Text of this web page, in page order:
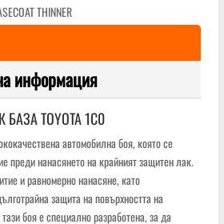
THINNER
информация
БАЗА TOYOTA 1C0
автомобилна боя, която се
преди нанасянето на крайният защитен лак.
и равномерно нанасяне, като
защита на повърхността на
боя е специално разработена, за да